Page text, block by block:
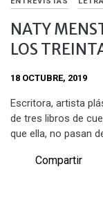
NATY
LOS
18 OCTUBRE, 2019
Escritora, artista
de tres libros de
que ella, no pasan
Compartir